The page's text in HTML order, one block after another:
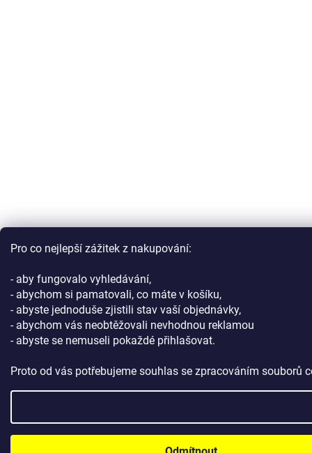
Pro co nejlepší zážitek z nakupování:
- aby fungovalo vyhledávání,
- abychom si pamatovali, co máte v košíku,
- abyste jednoduše zjistili stav vaší objednávky,
- abychom vás neobtěžovali nevhodnou reklamou
- abyste se nemuseli pokaždé přihlašovat.
Proto od vás potřebujeme souhlas se zpracováním souborů